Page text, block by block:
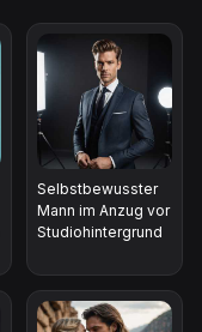
Selbstbewusster
Mann im Anzug vor
Studiohintergrund